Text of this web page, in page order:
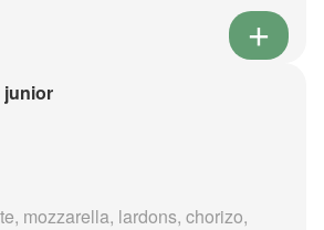
junior
mozzarella, lardons, chorizo,